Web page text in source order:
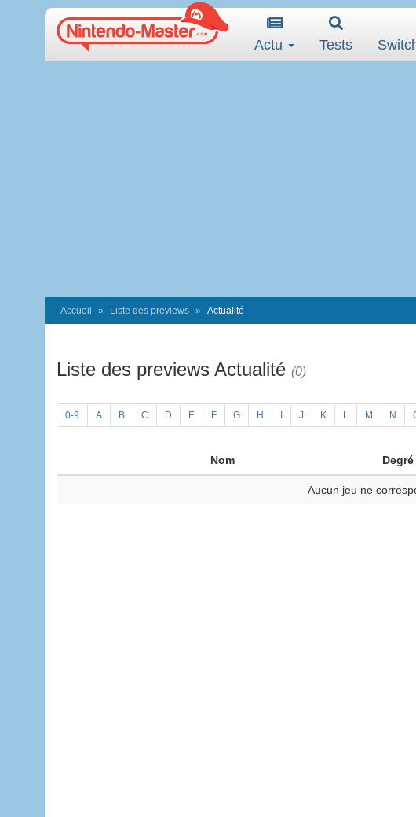
Actu Tests
Accueil Liste des previews Actualité
Liste des previews Actualité (0)
0-9 A B C D E F G H J K L M N
Nom
Aucun jeu ne